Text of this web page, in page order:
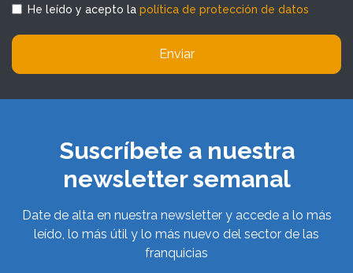
He leído y acepto la política de protección de datos
Enviar
Suscríbete a nuestra
newsletter semanal
Date de alta en nuestra newsletter y accede a lo más
leído, lo más útil y lo más nuevo del sector de las
franquicias